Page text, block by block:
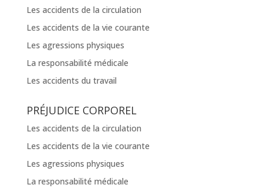
Les accidents de la circulation
Les accidents de la vie courante
Les agressions physiques
La responsabilité médicale
Les accidents du travail
PRÉJUDICE CORPOREL
Les accidents de la circulation
Les accidents de la vie courante
Les agressions physiques
La responsabilité médicale